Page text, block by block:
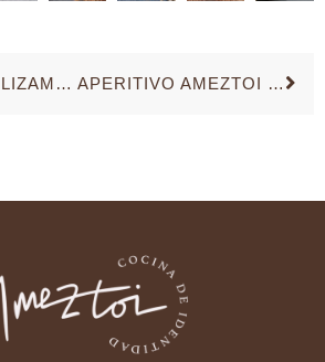
¿POR QUÉ UTILIZAMOS PLÁSTICO EN AMEZTOI? APERITIVO AMEZTOI PARA EL VERANO